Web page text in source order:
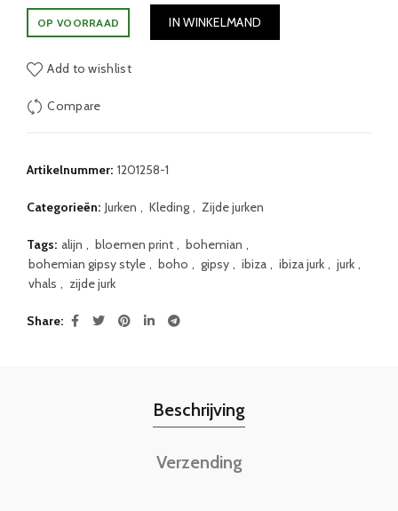
OP VOORRAAD IN WINKELMAND
Add to wishlist
Compare
Artikelnummer: 1201258-1
Categorieën: Jurken , Kleding , Zijde jurken
Tags: alijn , bloemen print , bohemian ,
bohemian gipsy style , boho , gipsy , ibiza , ibiza jurk , jurk ,
vhals , zijde jurk
Share
Beschrijving
Verzending